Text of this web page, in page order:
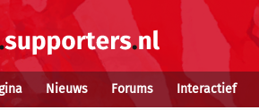
Nieuws Forums Interactief